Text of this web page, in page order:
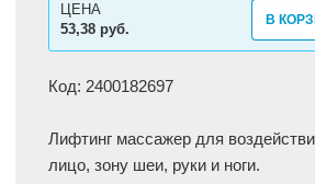
53,38 руб.
ЦЕНА
В
Код: 2400182697
Лифтинг массажер для
лицо, зону шеи, руки и ноги.